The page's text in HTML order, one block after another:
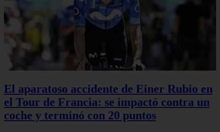
El aparatoso accidente de Einer Rubio en
el Tour de Francia: se impactó contra un
coche y terminó con 20 puntos